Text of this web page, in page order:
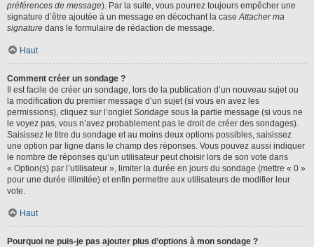
préférences de message). Par la suite, vous pourrez toujours empêcher une
signature d’être ajoutée à un message en décochant la caseAttacher ma
signature dans le formulaire de rédaction de message.
Haut
Comment créer un sondage ?
Il est facile de créer un sondage, lors de la publication d’un nouveau sujet ou
la modification du premier message d’un sujet (si vous en avez les
permissions), cliquez sur l’ongletSondage sous la partie message (si vous ne
le voyez pas, vous n’avez probablement pas le droit de créer des sondages).
Saisissez le titre du sondage et au moins deux options possibles, saisissez
une option par ligne dans le champ des réponses. Vous pouvez aussi indiquer
le nombre de réponses qu’un utilisateur peut choisir lors de son vote dans
« Option(s) par l’utilisateur », limiter la durée en jours du sondage (mettre « 0 »
pour une durée illimitée) et enfin permettre aux utilisateurs de modifier leur
vote.
Haut
Pourquoi ne puis-je pas ajouter plus d’options à mon sondage ?